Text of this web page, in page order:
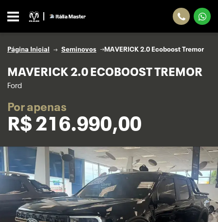
Página Inicial Seminovos MAVERICK 2.0 Ecoboost Tremor
MAVERICK 2.0 ECOBOOST TREMOR
Ford
Por apenas
R$ 216.990,00